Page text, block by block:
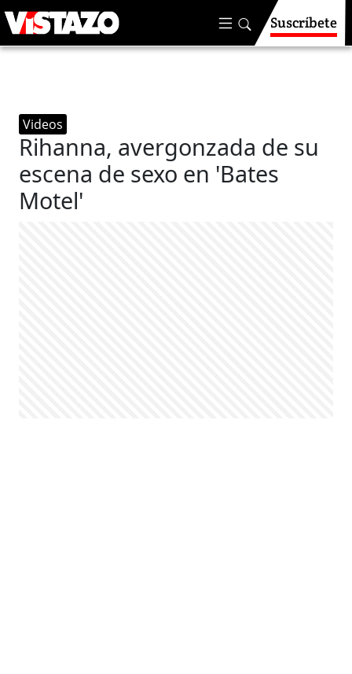
Suscríbete
Videos
Rihanna, avergonzada de su
escena de sexo en 'Bates
Motel'